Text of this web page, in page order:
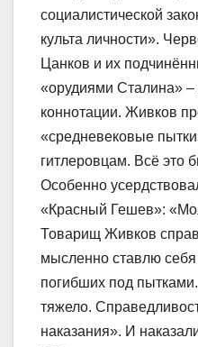
социалистической
культа личности».
Цанков и их
«орудиями Сталина» –
коннотации. Живков
«средневековые
гитлеровцам. Всё это
Особенно
«Красный Гешев»:
Товарищ Живков
мысленно ставлю
погибших под
тяжело.
наказания». И